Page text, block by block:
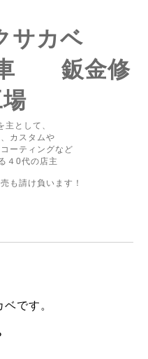
クサカベ
車 鈑金修
主として、
カスタムや
ーティングなど
４0代の店主
も請け負います！
です。